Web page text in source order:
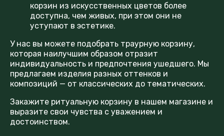
корзин из искусственных цветов более
доступна, чем живых, при этом они не
уступают в эстетике.
У нас вы можете подобрать траурную корзину,
которая наилучшим образом отразит
индивидуальность и предпочтения ушедшего. Мы
предлагаем изделия разных оттенков и
композиций — от классических до тематических.
Закажите ритуальную корзину в нашем магазине и
выразите свои чувства с уважением и
достоинством.